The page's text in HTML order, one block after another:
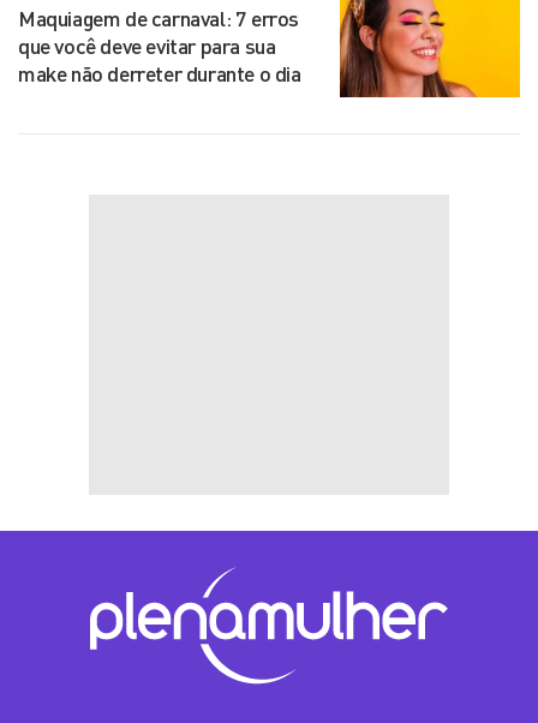
Maquiagem de carnaval: 7 erros
que você deve evitar para sua
make não derreter durante o dia